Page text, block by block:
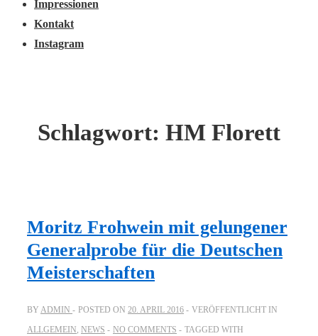
Impressionen
Kontakt
Instagram
Schlagwort: HM Florett
Moritz Frohwein mit gelungener
Generalprobe für die Deutschen
Meisterschaften
BY ADMIN POSTED ON 20. APRIL 2016
VERÖFFENTLICHT IN
ALLGEMEIN, NEWS NO COMMENTS
TAGGED WITH